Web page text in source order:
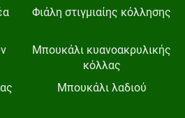
Φιάλη στιγμιαίης κόλλησης
Μπουκάλι κυανοακρυλικής
κόλλας
Μπουκάλι λαδιού